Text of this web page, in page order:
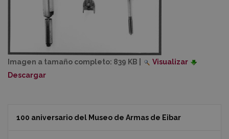
Imagen a tamaño completo: 839 KB
Visualizar
Descargar
100 aniversario del Museo de Armas de Eibar